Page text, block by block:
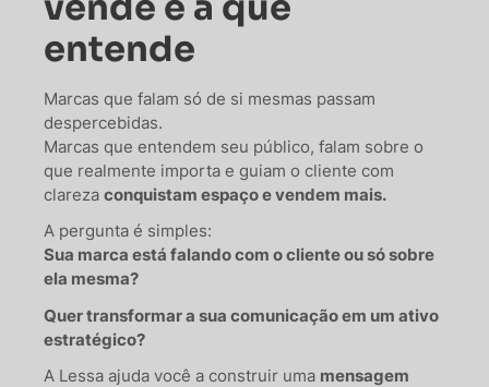
entende
Marcas que falam só de si mesmas passam
despercebidas.
Marcas que entendem seu público, falam sobre o
que realmente importa e guiam o cliente com
clareza conquistam espaço e vendem mais.
A pergunta é simples:
Sua marca está falando com o cliente ou só sobre
ela mesma?
Quer transformar a sua comunicação em um ativo
estratégico?
A Lessa ajuda você a construir uma mensagem